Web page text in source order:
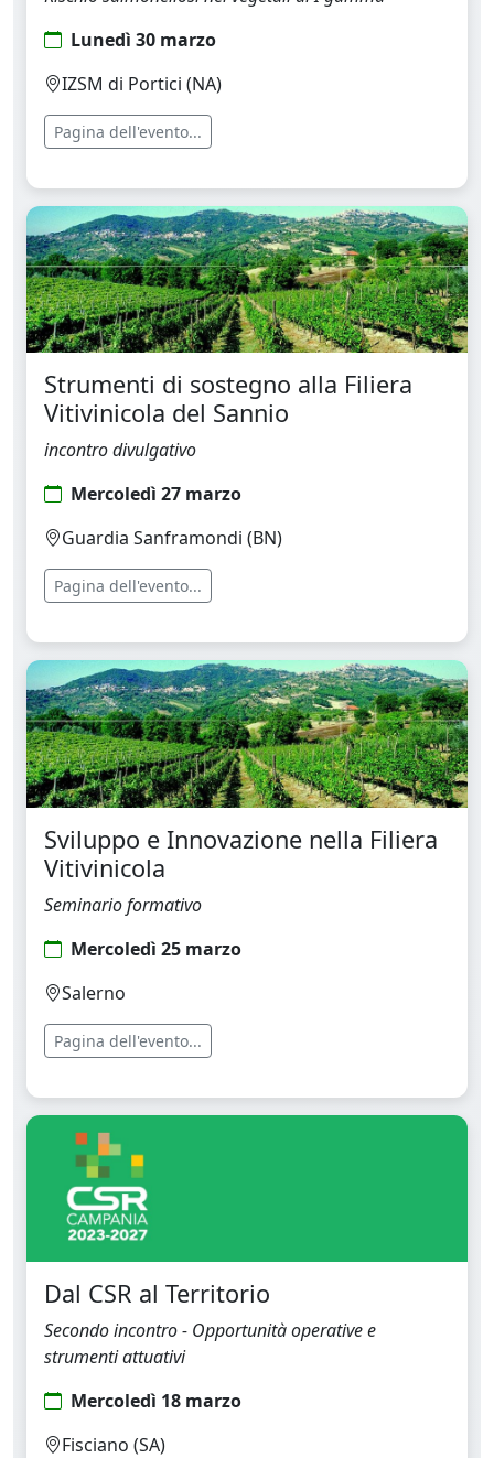
Lunedì 30 marzo
IZSM di Portici (NA)
Pagina dell'evento...
Strumenti di sostegno alla Filiera
Vitivinicola del Sannio
incontro divulgativo
Mercoledì 27 marzo
Guardia Sanframondi (BN)
Pagina dell'evento...
Sviluppo e Innovazione nella Filiera
Vitivinicola
Seminario formativo
Mercoledì 25 marzo
Salerno
Pagina dell'evento...
Dal CSR al Territorio
Secondo incontro - Opportunità operative e
strumenti attuativi
Mercoledì 18 marzo
Fisciano (SA)